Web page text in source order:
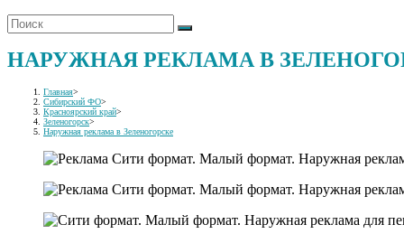
НАРУЖНАЯ РЕКЛАМА В
Главная>
Сибирский ФО>
Красноярский край>
Зеленогорск>
Наружная реклама в Зеленогорске